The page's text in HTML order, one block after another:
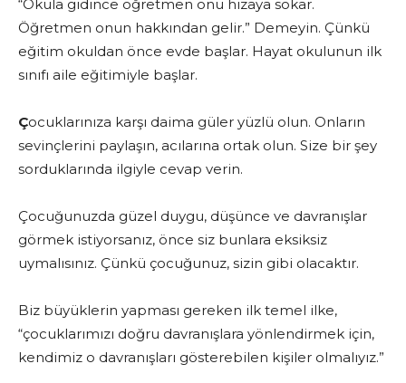
“Okula gidince öğretmen onu hizaya sokar.
Öğretmen onun hakkından gelir.” Demeyin. Çünkü
eğitim okuldan önce evde başlar. Hayat okulunun ilk
sınıfı aile eğitimiyle başlar.
Çocuklarınıza karşı daima güler yüzlü olun. Onların
sevinçlerini paylaşın, acılarına ortak olun. Size bir şey
sorduklarında ilgiyle cevap verin.
Çocuğunuzda güzel duygu, düşünce ve davranışlar
görmek istiyorsanız, önce siz bunlara eksiksiz
uymalısınız. Çünkü çocuğunuz, sizin gibi olacaktır.
Biz büyüklerin yapması gereken ilk temel ilke,
“çocuklarımızı doğru davranışlara yönlendirmek için,
kendimiz o davranışları gösterebilen kişiler olmalıyız.”